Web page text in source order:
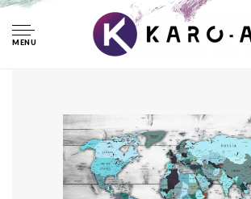
MENU
Zelfklevend fotobehang - Wereldkaart
Premium print